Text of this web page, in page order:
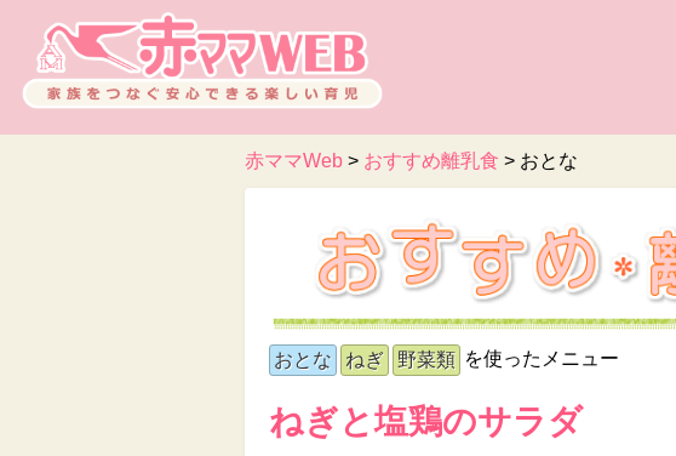
赤ママWeb > おすすめ離乳食 > おとな
おとな ねぎ 野菜類 を使ったメニュー
ねぎと塩鶏のサラダ